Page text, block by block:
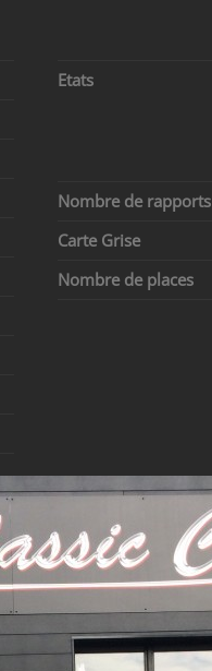
Etats
Nombre de rapports
Carte Grise
Nombre de places